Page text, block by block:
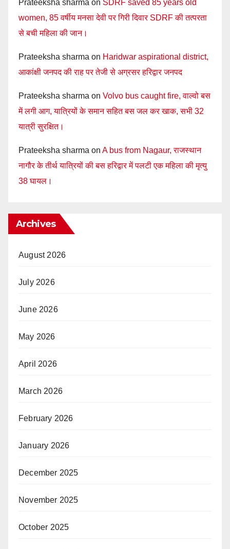
Prateeksha sharma on SDRF saved 85 years old
women, 85 वर्षीय मनसा देवी पर गिरी दिवार SDRF की तत्परता
से बची महिला की जान।
Prateeksha sharma on Haridwar aspirational district,
आकांक्षी जनपद की राह पर तेजी से अग्रसर हरिद्वार जनपद
Prateeksha sharma on Volvo bus caught fire, वाल्वो बस
में लगी आग, यात्रियों के समान सहित बस जल कर खाक, सभी 32
यात्री सुरक्षित।
Prateeksha sharma on A bus from Nagaur, राजस्थान
नागौर के तीर्थ यात्रियों की बस हरिद्वार में पलटी एक महिला की मृत्यु
38 घायल।
Archives
August 2026
July 2026
June 2026
May 2026
April 2026
March 2026
February 2026
January 2026
December 2025
November 2025
October 2025